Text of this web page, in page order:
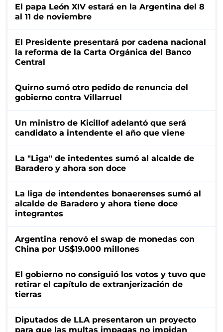
El papa León XIV estará en la Argentina del 8
al 11 de noviembre
El Presidente presentará por cadena nacional
la reforma de la Carta Orgánica del Banco
Central
Quirno sumó otro pedido de renuncia del
gobierno contra Villarruel
Un ministro de Kicillof adelantó que será
candidato a intendente el año que viene
La "Liga" de intedentes sumó al alcalde de
Baradero y ahora son doce
La liga de intendentes bonaerenses sumó al
alcalde de Baradero y ahora tiene doce
integrantes
Argentina renovó el swap de monedas con
China por US$19.000 millones
El gobierno no consiguió los votos y tuvo que
retirar el capítulo de extranjerización de
tierras
Diputados de LLA presentaron un proyecto
para que las multas impagas no impidan